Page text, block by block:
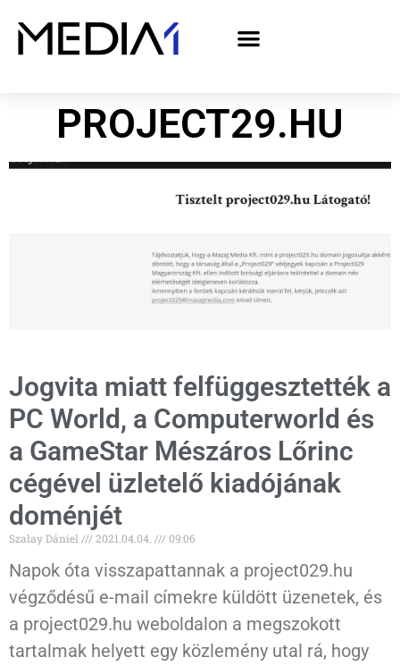
PROJECT29.HU
Jogvita miatt felfüggesztették a
PC World, a Computerworld és
a GameStar Mészáros Lőrinc
cégével üzletelő kiadójának
doménjét
Szalay Dániel 2021.04.04. 09:06
Napok óta visszapattannak a project029.hu
végződésű e-mail címekre küldött üzenetek, és
a project029.hu weboldalon a megszokott
tartalmak helyett egy közlemény utal rá, hogy